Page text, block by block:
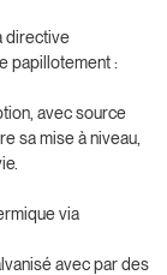
directive
papillotement :
avec source
sa mise à niveau,
via
avec par des